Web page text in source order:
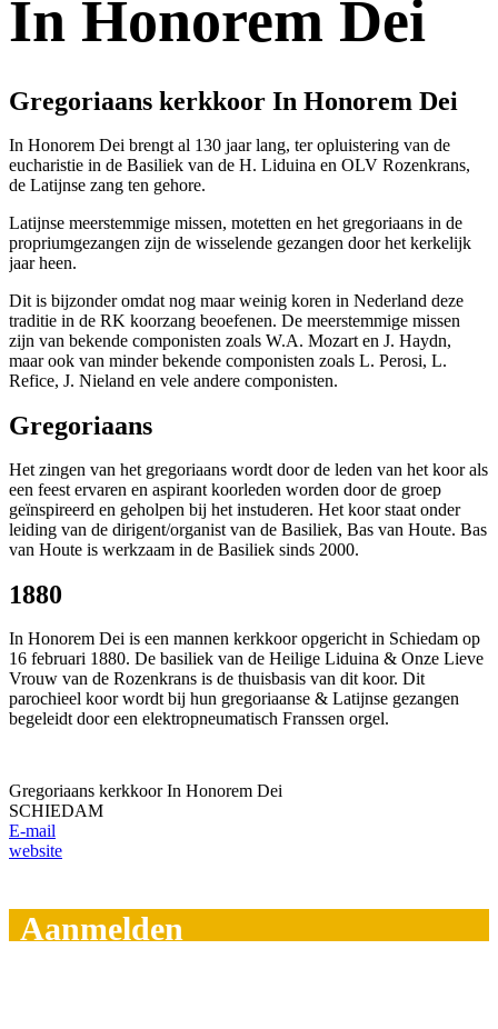
In Honorem Dei
Gregoriaans kerkkoor In Honorem Dei
In Honorem Dei brengt al 130 jaar lang, ter opluistering van de
eucharistie in de Basiliek van de H. Liduina en OLV Rozenkrans,
de Latijnse zang ten gehore.
Latijnse meerstemmige missen, motetten en het gregoriaans in de
propriumgezangen zijn de wisselende gezangen door het kerkelijk
jaar heen.
Dit is bijzonder omdat nog maar weinig koren in Nederland deze
traditie in de RK koorzang beoefenen. De meerstemmige missen
zijn van bekende componisten zoals W.A. Mozart en J. Haydn,
maar ook van minder bekende componisten zoals L. Perosi, L.
Refice, J. Nieland en vele andere componisten.
Gregoriaans
Het zingen van het gregoriaans wordt door de leden van het koor als
een feest ervaren en aspirant koorleden worden door de groep
geïnspireerd en geholpen bij het instuderen. Het koor staat onder
leiding van de dirigent/organist van de Basiliek, Bas van Houte. Bas
van Houte is werkzaam in de Basiliek sinds 2000.
1880
In Honorem Dei is een mannen kerkkoor opgericht in Schiedam op
16 februari 1880. De basiliek van de Heilige Liduina & Onze Lieve
Vrouw van de Rozenkrans is de thuisbasis van dit koor. Dit
parochieel koor wordt bij hun gregoriaanse & Latijnse gezangen
begeleidt door een elektropneumatisch Franssen orgel.
Gregoriaans kerkkoor In Honorem Dei
SCHIEDAM
E-mail
website
Aanmelden